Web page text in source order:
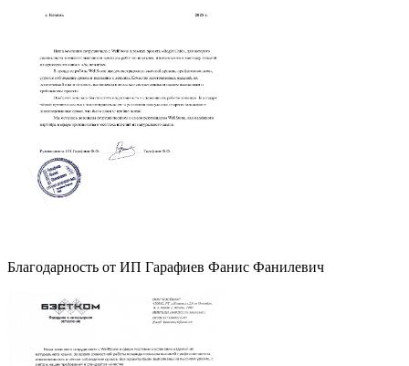
Благодарность от ИП Гарафиев Фанис Фанилевич